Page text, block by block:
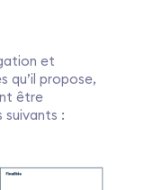
et
qu’il propose,
être
suivants :